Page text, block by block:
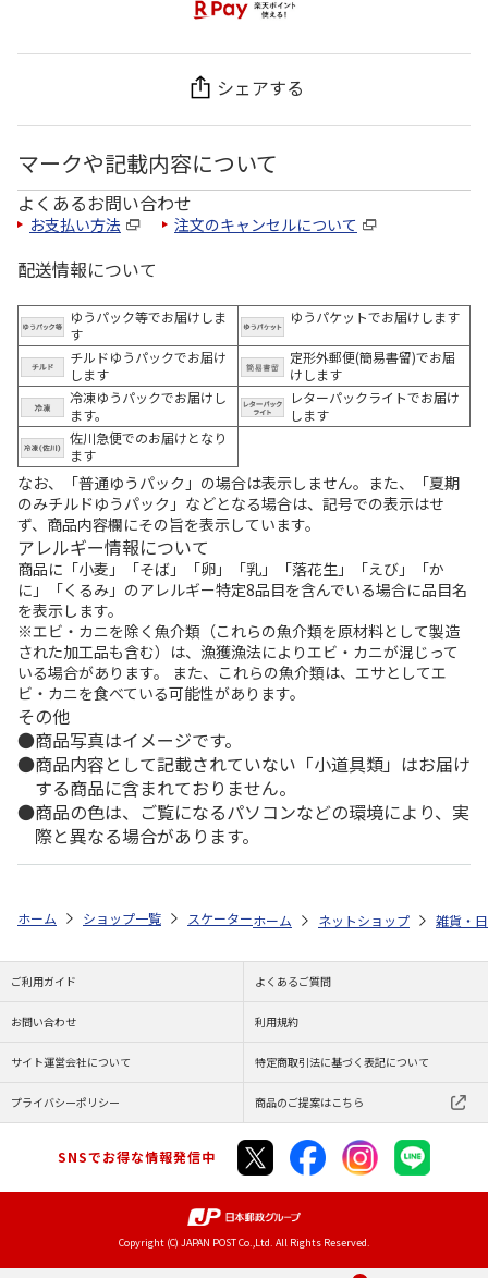
シェアする
マークや記載内容について
よくあるお問い合わせ
お支払い方法 注文のキャンセルについて
配送情報について
ゆうパック等でお届けしま
す
ゆうパケットでお届けします
チルドゆうパックでお届け
します
定形外郵便(簡易書留)でお届
けします
冷凍ゆうパックでお届けし
ます。
レターパックライトでお届け
します
佐川急便でのお届けとなり
ます
なお、「普通ゆうパック」の場合は表示しません。また、「夏期
のみチルドゆうパック」などとなる場合は、記号での表示はせ
ず、商品内容欄にその旨を表示しています。
アレルギー情報について
商品に「小麦」「そば」「卵」「乳」「落花生」「えび」「か
に」「くるみ」のアレルギー特定8品目を含んでいる場合に品目名
を表示します。
※エビ・カニを除く魚介類（これらの魚介類を原材料として製造
された加工品も含む）は、漁獲漁法によりエビ・カニが混じって
いる場合があります。 また、これらの魚介類は、エサとしてエ
ビ・カニを食べている可能性があります。
その他
商品写真はイメージです。
商品内容として記載されていない「小道具類」はお届け
する商品に含まれておりません。
商品の色は、ご覧になるパソコンなどの環境により、実
際と異なる場合があります。
ホーム ショップ一覧 スケーター ランチクロス ノラネコぐんだん
ホーム ネットショップ 雑貨・
ご利用ガイド よくあるご質問
お問い合わせ 利用規約
サイト運営会社について 特定商取引法に基づく表記について
プライバシーポリシー 商品のご提案はこちら
SNSでお得な情報発信中
Copyright (C) JAPAN POST Co.,Ltd. All Rights Reserved.